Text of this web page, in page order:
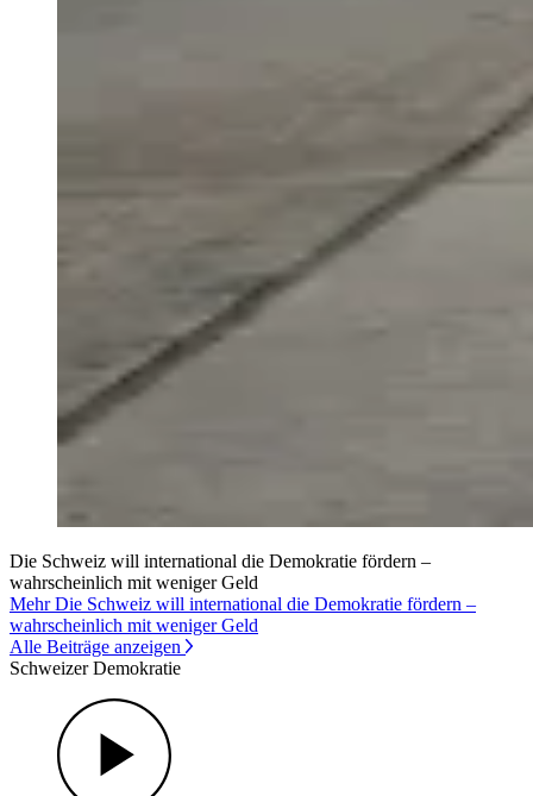
Die Schweiz will international die Demokratie fördern –
wahrscheinlich mit weniger Geld
Mehr Die Schweiz will international die Demokratie fördern –
wahrscheinlich mit weniger Geld
Alle Beiträge anzeigen
Schweizer Demokratie